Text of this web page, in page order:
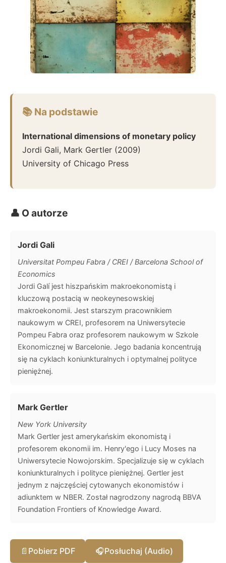
📚 Na podstawie
International dimensions of monetary policy
Jordi Gali, Mark Gertler (2009)
University of Chicago Press
👤 O autorze
Jordi Gali
Universitat Pompeu Fabra / CREI / Barcelona School of
Economics
Jordi Galí jest hiszpańskim makroekonomistą i
kluczową postacią w neokeynesowskiej
makroekonomii. Jest starszym pracownikiem
naukowym w CREI, profesorem na Uniwersytecie
Pompeu Fabra oraz profesorem naukowym w Szkole
Ekonomicznej w Barcelonie. Jego badania koncentrują
się na cyklach koniunkturalnych i optymalnej polityce
pieniężnej.
Mark Gertler
New York University
Mark Gertler jest amerykańskim ekonomistą i
profesorem ekonomii im. Henry'ego i Lucy Moses na
Uniwersytecie Nowojorskim. Specjalizuje się w cyklach
koniunkturalnych i polityce pieniężnej. Gertler jest
jednym z najczęściej cytowanych ekonomistów i
adiunktem w NBER. Został nagrodzony nagrodą BBVA
Foundation Frontiers of Knowledge Award.
📄 Pobierz PDF 🎧Posłuchaj (Audio)